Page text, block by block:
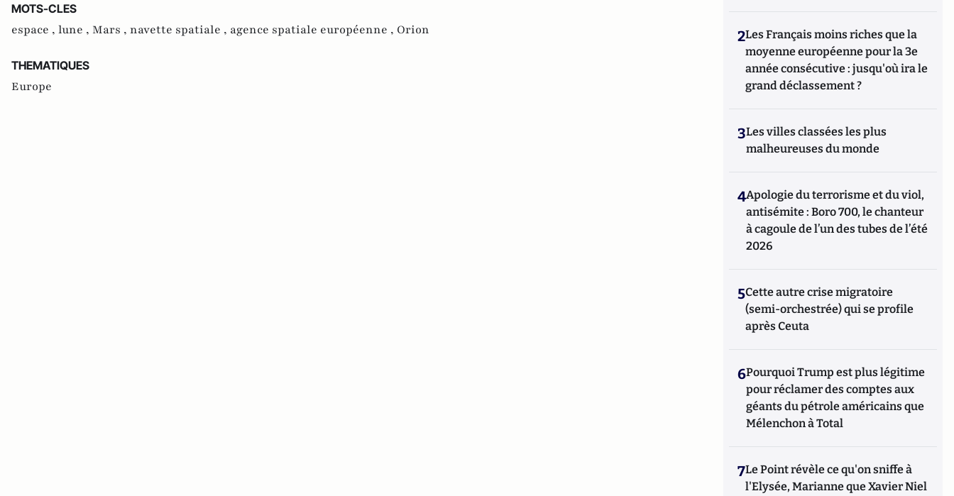
MOTS-CLES
espace , lune , Mars , navette spatiale , agence spatiale européenne , Orion
THEMATIQUES
Europe
2Les Français moins riches que la
moyenne européenne pour la 3e
année consécutive : jusqu'où ira le
grand déclassement ?
3Les villes classées les plus
malheureuses du monde
4Apologie du terrorisme et du viol,
antisémite : Boro 700, le chanteur
à cagoule de l’un des tubes de l’été
2026
5Cette autre crise migratoire
(semi-orchestrée) qui se profile
après Ceuta
6Pourquoi Trump est plus légitime
pour réclamer des comptes aux
géants du pétrole américains que
Mélenchon à Total
7Le Point révèle ce qu'on sniffe à
l'Elysée, Marianne que Xavier Niel